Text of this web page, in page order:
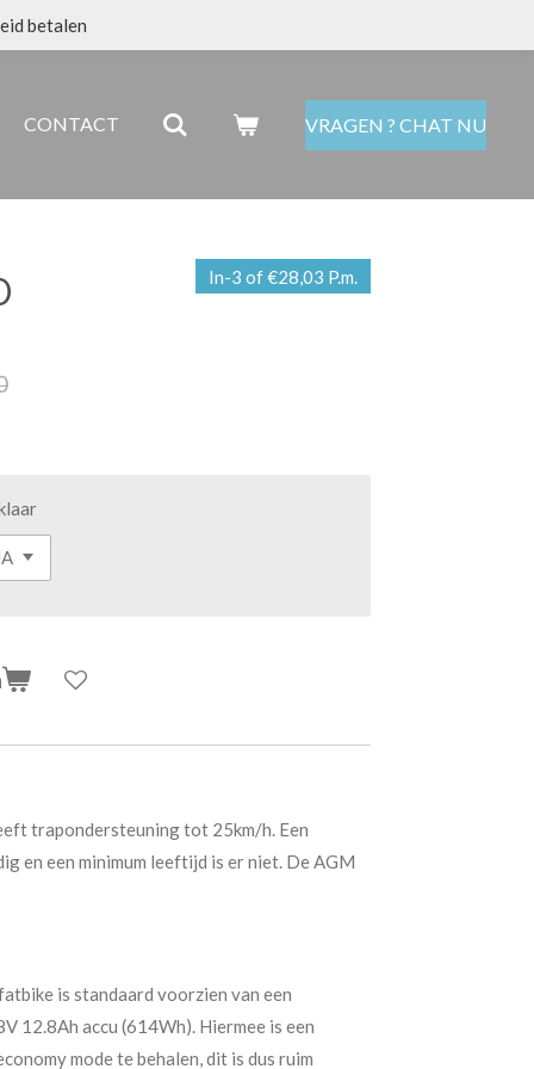
betalen
CONTACT VRAGEN ? CHAT NU
In-3 of €28,03 P.m.
trapondersteuning tot 25km/h. Een
en een minimum leeftijd is er niet. De AGM
is standaard voorzien van een
12.8Ah accu (614Wh). Hiermee is een
mode te behalen, dit is dus ruim